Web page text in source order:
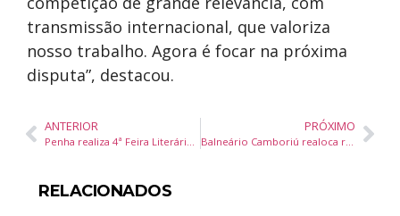
transmissão internacional, que valoriza
nosso trabalho. Agora é focar na próxima
disputa”, destacou.
ANTERIOR
Penha realiza 4ª Feira Literária e Cultural com atrações para todas as idades
PRÓXIMO
Balneário Camboriú realoca radares para reforçar segurança nas avenidas Martin Luther e Panorâmica
RELACIONADOS